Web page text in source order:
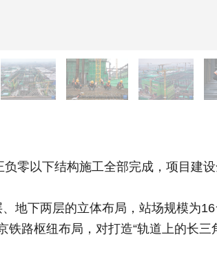
以下结构施工全部完成，项目建
下两层的立体布局，站场规模为
路枢纽布局，对打造“轨道上的长